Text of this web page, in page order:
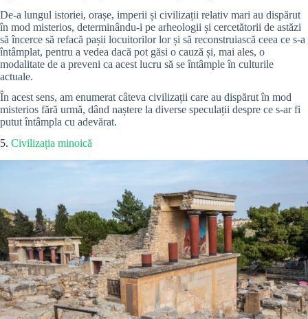
De-a lungul istoriei, orașe, imperii și civilizații relativ mari au dispărut
în mod misterios, determinându-i pe arheologii și cercetătorii de astăzi
să încerce să refacă pașii locuitorilor lor și să reconstruiască ceea ce s-a
întâmplat, pentru a vedea dacă pot găsi o cauză și, mai ales, o
modalitate de a preveni ca acest lucru să se întâmple în culturile
actuale.
În acest sens, am enumerat câteva civilizații care au dispărut în mod
misterios fără urmă, dând naștere la diverse speculații despre ce s-ar fi
putut întâmpla cu adevărat.
5. Civilizația minoică